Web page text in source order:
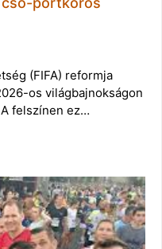
(FIFA) reformja
os világbajnokságon
felszínen ez…